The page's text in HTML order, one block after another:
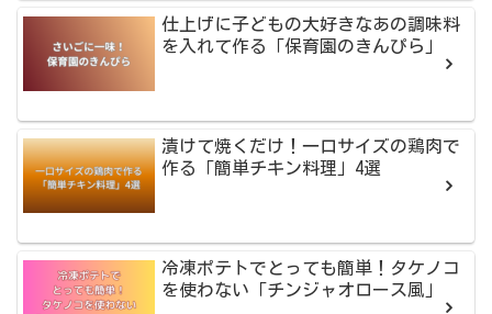
仕上げに子どもの大好きなあの調味料
を入れて作る「保育園のきんぴら」
漬けて焼くだけ！一口サイズの鶏肉で
作る「簡単チキン料理」4選
冷凍ポテトでとっても簡単！タケノコ
を使わない「チンジャオロース風」